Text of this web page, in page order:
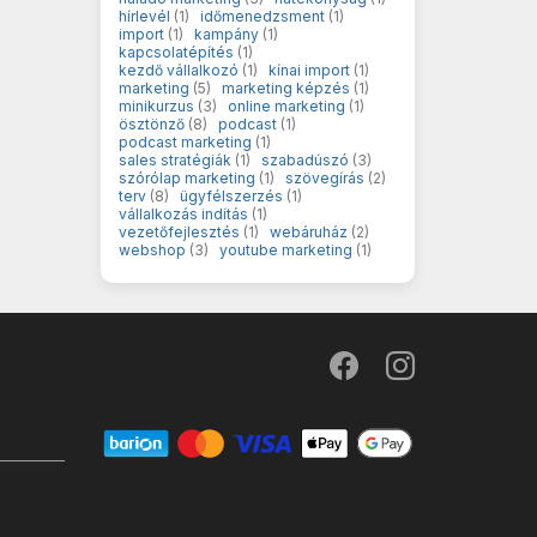
hírlevél (1) időmenedzsment (1)
import (1) kampány (1)
kapcsolatépítés (1)
kezdő vállalkozó (1) kínai import (1)
marketing (5) marketing képzés (1)
minikurzus (3) online marketing (1)
ösztönző (8) podcast (1)
podcast marketing (1)
sales stratégiák (1) szabadúszó (3)
szórólap marketing (1) szövegírás (2)
terv (8) ügyfélszerzés (1)
vállalkozás indítás (1)
vezetőfejlesztés (1) webáruház (2)
webshop (3) youtube marketing (1)